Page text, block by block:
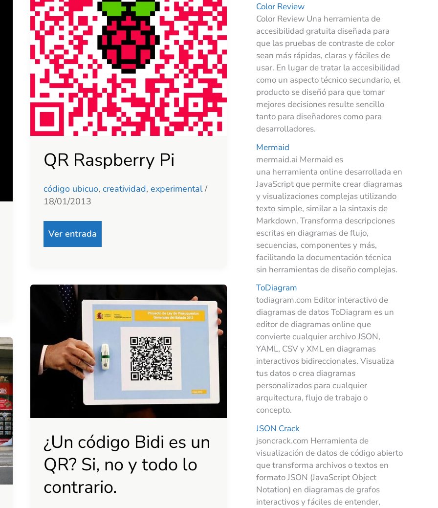
QR Raspberry Pi
código ubicuo, creatividad, experimental/
18/01/2013
Ver entrada
¿Un código Bidi es un
QR? Si, no y todo lo
contrario.
¿Un
código
es
un
QR?
y
todo
lo
contrario.
Color Review
Color Review Una herramienta de
accesibilidad gratuita diseñada para
que las pruebas de contraste de color
sean más rápidas, claras y fáciles de
usar. En lugar de tratar la accesibilidad
como un aspecto técnico secundario, el
producto se diseñó para que tomar
mejores decisiones resulte sencillo
tanto para diseñadores como para
desarrolladores.
Mermaid
mermaid.ai Mermaid es
una herramienta online desarrollada en
JavaScript que permite crear diagramas
y visualizaciones complejas utilizando
texto simple, similar a la sintaxis de
Markdown. Transforma descripciones
escritas en diagramas de flujo,
secuencias, componentes y más,
facilitando la documentación técnica
sin herramientas de diseño complejas.
ToDiagram
todiagram.com Editor interactivo de
diagramas de datos ToDiagram es un
editor de diagramas online que
convierte cualquier archivo JSON,
YAML, CSV y XML en diagramas
interactivos bidireccionales. Visualiza
tus datos o crea diagramas
personalizados para cualquier
arquitectura, flujo de trabajo o
concepto.
JSON Crack
jsoncrack.com Herramienta de
visualización de datos de código abierto
que transforma archivos o textos en
formato JSON (JavaScript Object
Notation) en diagramas de grafos
interactivos y fáciles de entender,